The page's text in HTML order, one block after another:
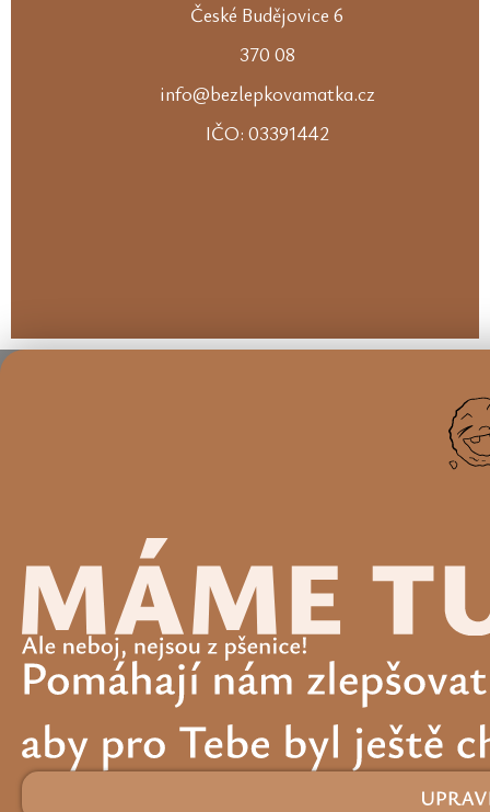
České Budějovice 6
370 08
info@bezlepkovamatka.cz
IČO: 03391442